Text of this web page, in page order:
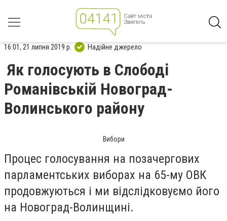
16:01, 21 липня 2019 р. Надійне джерело
Як голосують в Слободі
Романівській Новоград-
Волинського району
Вибори
Процес голосування на позачергових
парламентських виборах на 65-му ОВК
продовжуються і ми відслідковуємо його
на Новоград-Волинщині.